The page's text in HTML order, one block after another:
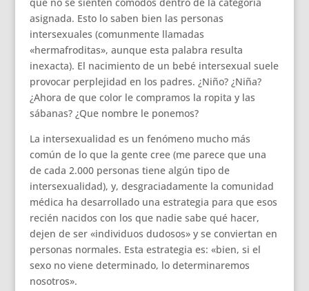
asignada. Esto lo saben bien las personas
intersexuales (comunmente llamadas
«hermafroditas», aunque esta palabra resulta
inexacta). El nacimiento de un bebé intersexual suele
provocar perplejidad en los padres. ¿Niño? ¿Niña?
¿Ahora de que color le compramos la ropita y las
sábanas? ¿Que nombre le ponemos?
La intersexualidad es un fenómeno mucho más
común de lo que la gente cree (me parece que una
de cada 2.000 personas tiene algún tipo de
intersexualidad), y, desgraciadamente la comunidad
médica ha desarrollado una estrategia para que esos
recién nacidos con los que nadie sabe qué hacer,
dejen de ser «individuos dudosos» y se conviertan en
personas normales. Esta estrategia es: «bien, si el
sexo no viene determinado, lo determinaremos
nosotros».